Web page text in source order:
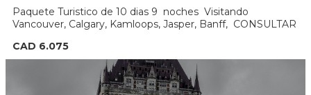
Paquete Turistico de 10 dias 9 noches Visitando
Vancouver, Calgary, Kamloops, Jasper, Banff, CONSULTAR
CAD 6.075